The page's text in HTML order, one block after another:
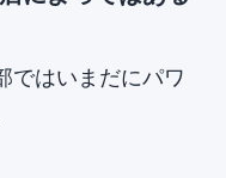
ではいまだにパワ